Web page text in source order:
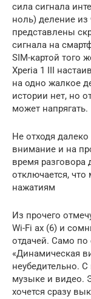
сила сигнала
ноль) деление
представлены
сигнала на
SIM-картой того
Xperia 1 III
на одно жалкое
истории нет, но
может напрягать.
Не отходя
внимание и на
время разговора
отключается,
нажатиям
Из прочего
Wi-Fi ax (6) и
отдачей. Само по
«Динамическая
неубедительно.
музыке и видео.
хочется сразу